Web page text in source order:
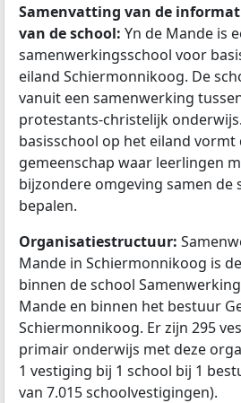
Samenvatting van de
van de school: Yn de Mande is
samenwerkingsschool voor
eiland Schiermonnikoog. De
vanuit een samenwerking
protestants-christelijk
basisschool op het eiland vormt
gemeenschap waar leerlingen
bijzondere omgeving samen
bepalen.
Organisatiestructuur:
Mande in Schiermonnikoog is
binnen de school
Mande en binnen het bestuur
Schiermonnikoog. Er zijn 295
primair onderwijs met deze
1 vestiging bij 1 school bij 1
van 7.015 schoolvestigingen).